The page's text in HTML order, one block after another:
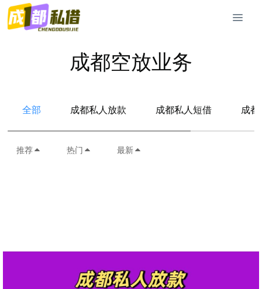
成都空放业务
全部 成都私人放款 成都私人短借 成
推荐 热门 最新